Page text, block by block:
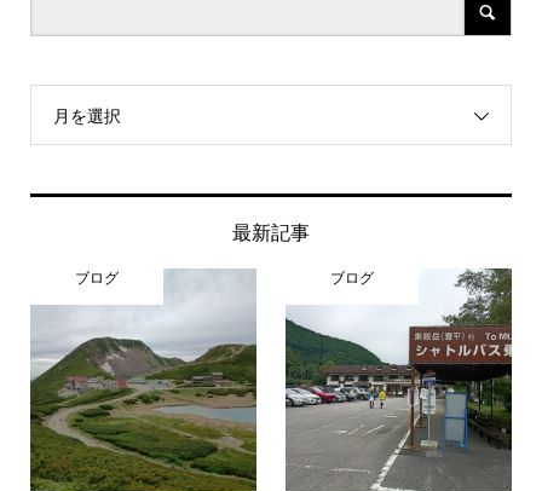
月を選択
最新記事
ブログ ブログ